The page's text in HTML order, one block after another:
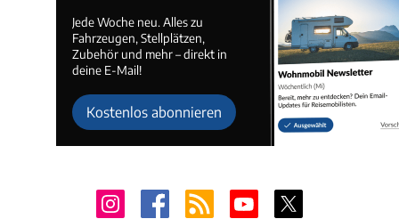
Jede Woche neu. Alles zu
Fahrzeugen, Stellplätzen,
Zubehör und mehr – direkt in
deine E-Mail!
Kostenlos abonnieren